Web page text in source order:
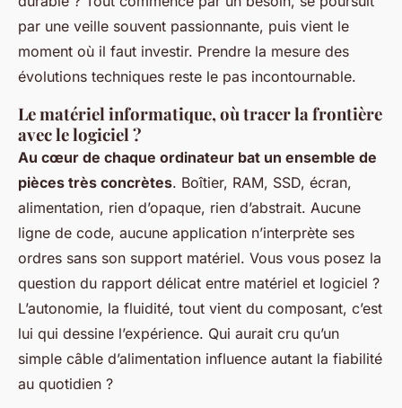
par une veille souvent passionnante, puis vient le
moment où il faut investir. Prendre la mesure des
évolutions techniques reste le pas incontournable.
Le matériel informatique, où tracer la frontière
avec le logiciel ?
Au cœur de chaque ordinateur bat un ensemble de
pièces très concrètes. Boîtier, RAM, SSD, écran,
alimentation, rien d’opaque, rien d’abstrait. Aucune
ligne de code, aucune application n’interprète ses
ordres sans son support matériel. Vous vous posez la
question du rapport délicat entre matériel et logiciel ?
L’autonomie, la fluidité, tout vient du composant, c’est
lui qui dessine l’expérience. Qui aurait cru qu’un
simple câble d’alimentation influence autant la fiabilité
au quotidien ?